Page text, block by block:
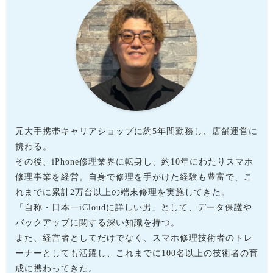
元大手携帯キャリアショップに約5年間勤務し、店舗運営に
携わる。
その後、iPhone修理業界に転身し、約10年にわたりスマホ
修理事業を経営。自身で修理を手がけた経験も豊富で、こ
れまでに累計2万台以上の端末修理を実施してきた。
「自称・日本一iCloudに詳しい男」として、データ保護や
バックアップに関する深い知識を持つ。
また、経営者としてだけでなく、スマホ修理技術者のトレ
ーナーとしても活躍し、これまでに100名以上の技術者の育
成に携わってきた。